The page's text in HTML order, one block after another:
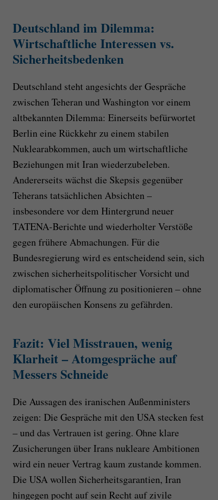
Deutschland im Dilemma:
Wirtschaftliche Interessen vs.
Sicherheitsbedenken
Deutschland steht angesichts der Gespräche
zwischen Teheran und Washington vor einem
altbekannten Dilemma: Einerseits befürwortet
Berlin eine Rückkehr zu einem stabilen
Nuklearabkommen, auch um wirtschaftliche
Beziehungen mit Iran wiederzubeleben.
Andererseits wächst die Skepsis gegenüber
Teherans tatsächlichen Absichten –
insbesondere vor dem Hintergrund neuer
TATENA-Berichte und wiederholter Verstöße
gegen frühere Abmachungen. Für die
Bundesregierung wird es entscheidend sein, sich
zwischen sicherheitspolitischer Vorsicht und
diplomatischer Öffnung zu positionieren – ohne
den europäischen Konsens zu gefährden.
Fazit: Viel Misstrauen, wenig
Klarheit – Atomgespräche auf
Messers Schneide
Die Aussagen des iranischen Außenministers
zeigen: Die Gespräche mit den USA stecken fest
– und das Vertrauen ist gering. Ohne klare
Zusicherungen über Irans nukleare Ambitionen
wird ein neuer Vertrag kaum zustande kommen.
Die USA wollen Sicherheitsgarantien, Iran
hingegen pocht auf sein Recht auf zivile